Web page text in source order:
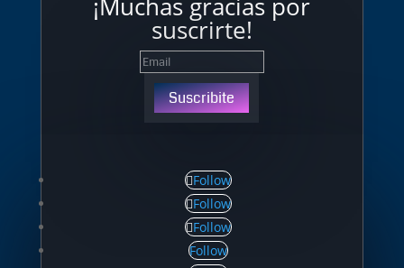
suscrirte!
Suscribite
Follow
Follow
Follow
Follow